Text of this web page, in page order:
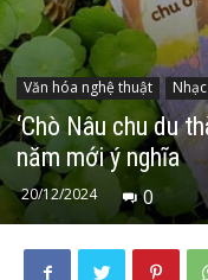
Văn hóa nghệ thuật
‘Chò Nâu chu du
năm mới ý nghĩa
20/12/2024 0